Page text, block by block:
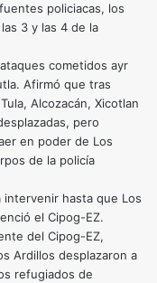
policiacas, los
3 y las 4 de la
cometidos ayr
Afirmó que tras
Alcozacán, Xicotlan
pero
en poder de Los
de la policía
intervenir hasta que Los
el Cipog-EZ.
del Cipog-EZ,
Ardillos desplazaron a
refugiados de